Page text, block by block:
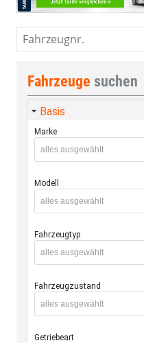
Fahrzeugnr.
Fahrzeuge suchen
Basis
Marke
alles ausgewählt
Modell
alles ausgewählt
Fahrzeugtyp
alles ausgewählt
Fahrzeugzustand
alles ausgewählt
Getriebeart